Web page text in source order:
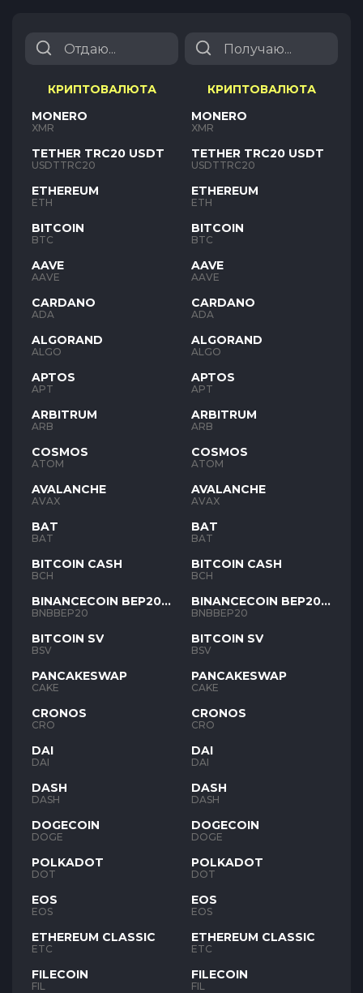
КРИПТОВАЛЮТА
MONERO
XMR
TETHER TRC20 USDT
USDTTRC20
ETHEREUM
ETH
BITCOIN
BTC
AAVE
AAVE
CARDANO
ADA
ALGORAND
ALGO
APTOS
APT
ARBITRUM
ARB
COSMOS
ATOM
AVALANCHE
AVAX
BAT
BAT
BITCOIN CASH
BCH
BINANCECOIN BEP20
BNB
BNBBEP20
BITCOIN SV
BSV
PANCAKESWAP
CAKE
CRONOS
CRO
DAI
DAI
DASH
DASH
DOGECOIN
DOGE
POLKADOT
DOT
EOS
EOS
ETHEREUM CLASSIC
ETC
FILECOIN
FIL
КРИПТОВАЛЮТА
MONERO
XMR
TETHER TRC20 USDT
USDTTRC20
ETHEREUM
ETH
BITCOIN
BTC
AAVE
AAVE
CARDANO
ADA
ALGORAND
ALGO
APTOS
APT
ARBITRUM
ARB
COSMOS
ATOM
AVALANCHE
AVAX
BAT
BAT
BITCOIN CASH
BCH
BINANCECOIN BEP20
BNB
BNBBEP20
BITCOIN SV
BSV
PANCAKESWAP
CAKE
CRONOS
CRO
DAI
DAI
DASH
DASH
DOGECOIN
DOGE
POLKADOT
DOT
EOS
EOS
ETHEREUM CLASSIC
ETC
FILECOIN
FIL